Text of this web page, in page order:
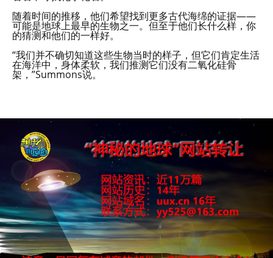
随着时间的推移，他们希望找到更多古代海绵的证据——
可能是地球上最早的生物之一。但至于他们长什么样，你
的猜测和他们的一样好。
“我们并不确切知道这些生物当时的样子，但它们肯定生活
在海洋中，身体柔软，我们推测它们没有二氧化硅骨
架，”Summons说。